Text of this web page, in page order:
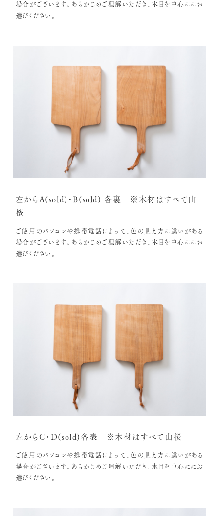
場合がございます。あらかじめご理解いただき、木目を中心ににお
選びください。
左からA(sold)・B(sold) 各裏 ※木材はすべて山
桜
ご使用のパソコンや携帯電話によって、色の見え方に違いがある
場合がございます。あらかじめご理解いただき、木目を中心ににお
選びください。
左からC・D(sold)各表 ※木材はすべて山桜
ご使用のパソコンや携帯電話によって、色の見え方に違いがある
場合がございます。あらかじめご理解いただき、木目を中心ににお
選びください。